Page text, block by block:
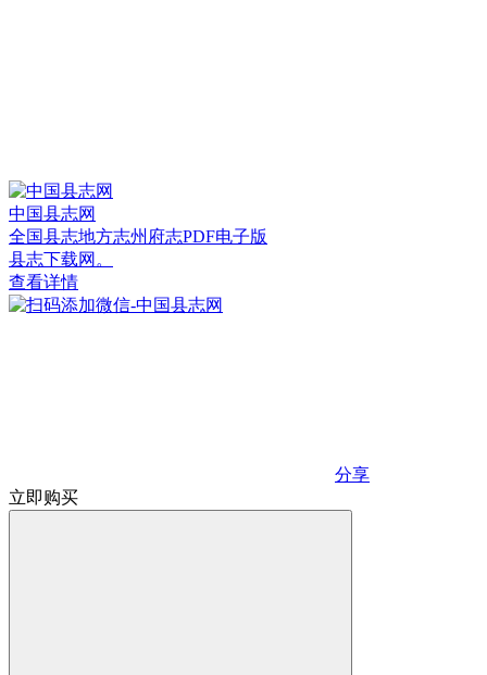
中国县志网
全国县志地方志州府志PDF电子版
县志下载网。
查看详情
分享
立即购买